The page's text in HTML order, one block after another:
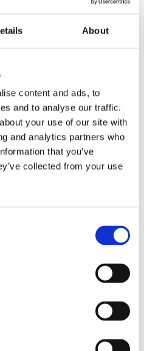
About
content and ads, to
and to analyse our traffic.
your use of our site with
and analytics partners who
that you’ve
collected from your use
med eske
kr